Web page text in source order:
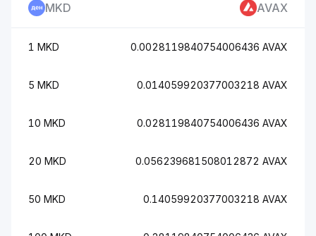
MKD AVAX
1 MKD 0.0028119840754006436 AVAX
5 MKD 0.014059920377003218 AVAX
10 MKD 0.028119840754006436 AVAX
20 MKD 0.056239681508012872 AVAX
50 MKD 0.14059920377003218 AVAX